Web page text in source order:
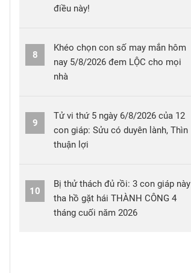
điều này!
8
Khéo chọn con số may mắn hôm
nay 5/8/2026 đem LỘC cho mọi
nhà
9
Tử vi thứ 5 ngày 6/8/2026 của 12
con giáp: Sửu có duyên lành, Thìn
thuận lợi
10
Bị thử thách đủ rồi: 3 con giáp này
tha hồ gặt hái THÀNH CÔNG 4
tháng cuối năm 2026